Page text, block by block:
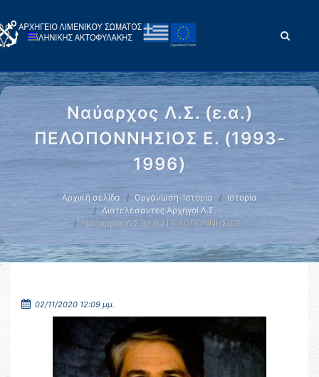
Ναύαρχος Λ.Σ. (ε.α.)
ΠΕΛΟΠΟΝΝΗΣΙΟΣ Ε. (1993-
1996)
Αρχική σελίδα Οργάνωση-Ιστορία
Ιστορία
Διατελέσαντες Αρχηγοί Λ.Σ. - …
Ναύαρχος Λ.Σ. (ε.α.) ΠΕΛΟΠΟΝΝΗΣΙΟΣ …
02/11/2020 12:09 μμ.